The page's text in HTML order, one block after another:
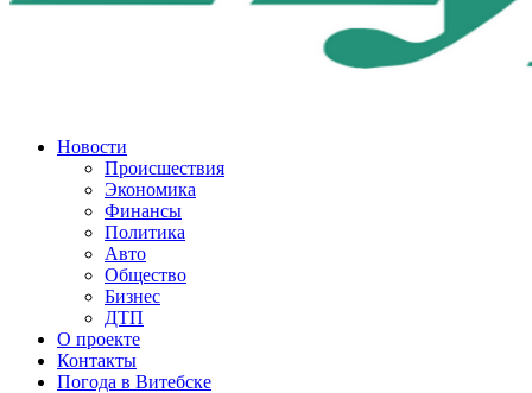
Новости
Происшествия
Экономика
Финансы
Политика
Авто
Общество
Бизнес
ДТП
О проекте
Контакты
Погода в Витебске